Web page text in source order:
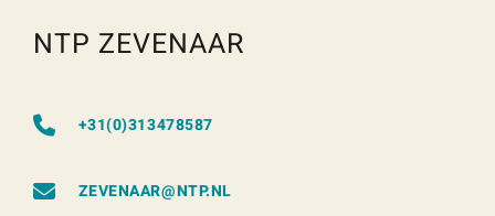
NTP ZEVENAAR
+31(0)313478587
ZEVENAAR@NTP.NL